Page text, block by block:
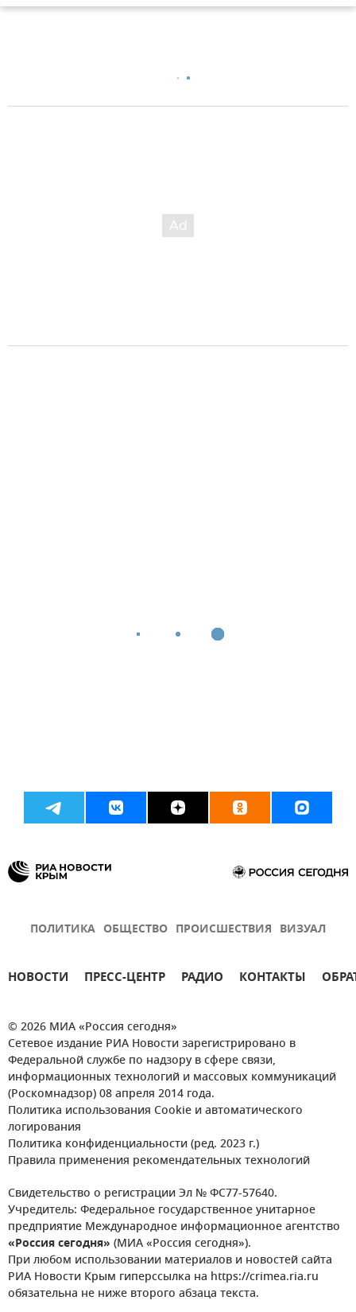
ПОЛИТИКА ОБЩЕСТВО ПРОИСШЕСТВИЯ ВИЗУАЛ
НОВОСТИ ПРЕСС-ЦЕНТР РАДИО КОНТАКТЫ
© 2026 МИА «Россия сегодня»
Сетевое издание РИА Новости зарегистрировано в
Федеральной службе по надзору в сфере связи,
информационных технологий и массовых коммуникаций
(Роскомнадзор) 08 апреля 2014 года.
Политика использования Cookie и автоматического
логирования
Политика конфиденциальности (ред. 2023 г.)
Правила применения рекомендательных технологий
Свидетельство о регистрации Эл № ФС77-57640.
Учредитель: Федеральное государственное унитарное
предприятие Международное информационное агентство
«Россия сегодня» (МИА «Россия сегодня»).
При любом использовании материалов и новостей сайта
РИА Новости Крым гиперссылка на https://crimea.ria.ru
обязательна не ниже второго абзаца текста.